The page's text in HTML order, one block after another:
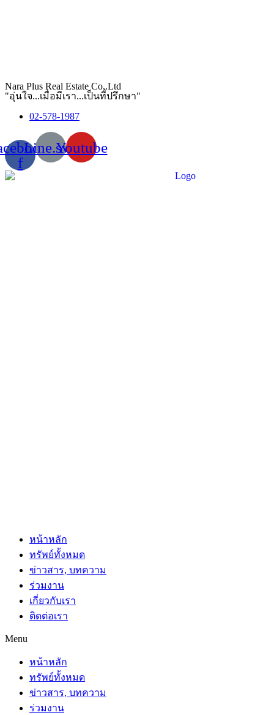
Nara Plus Real Estate Co,.Ltd
"อุ่นใจ...เมื่อมีเรา...เป็นที่ปรึกษา"
02-578-1987
f
Line.svgYoutube
หน้าหลัก
ทรัพย์ทั้งหมด
ข่าวสาร, บทความ
ร่วมงาน
เกี่ยวกับเรา
ติดต่อเรา
Menu
หน้าหลัก
ทรัพย์ทั้งหมด
ข่าวสาร, บทความ
ร่วมงาน